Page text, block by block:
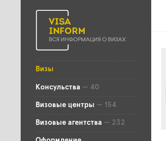
Визы
Консульства — 40
Визовые центры — 154
Визовые агентства — 232